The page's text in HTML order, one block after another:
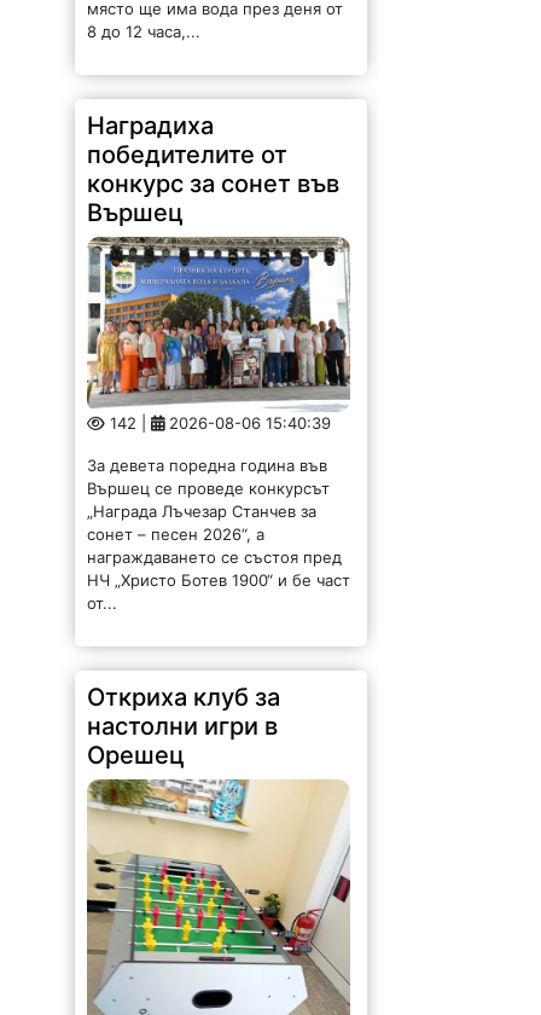
Наградиха
Вършец
142 | 2026-08-06 15:40:39
За девета поредна година във
Вършец се проведе конкурсът
„Награда Лъчезар Станчев за
сонет – песен 2026“, а
награждаването се състоя пред
НЧ „Христо Ботев 1900“ и бе част
от...
Откриха клуб за